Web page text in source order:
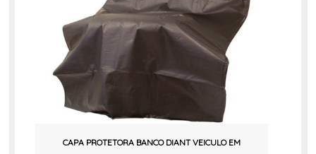
CAPA PROTETORA BANCO DIANT VEICULO EM